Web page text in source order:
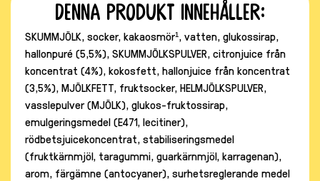
Denna produkt innehåller:
SKUMMJÖLK, socker, kakaosmör¹, vatten, glukossirap,
hallonpuré (5,5%), SKUMMJÖLKSPULVER, citronjuice från
koncentrat (4%), kokosfett, hallonjuice från koncentrat
(3,5%), MJÖLKFETT, fruktsocker, HELMJÖLKSPULVER,
vasslepulver (MJÖLK), glukos-fruktossirap,
emulgeringsmedel (E471, lecitiner),
rödbetsjuicekoncentrat, stabiliseringsmedel
(fruktkärnmjöl, taragummi, guarkärnmjöl, karragenan),
arom, färgämne (antocyaner), surhetsreglerande medel